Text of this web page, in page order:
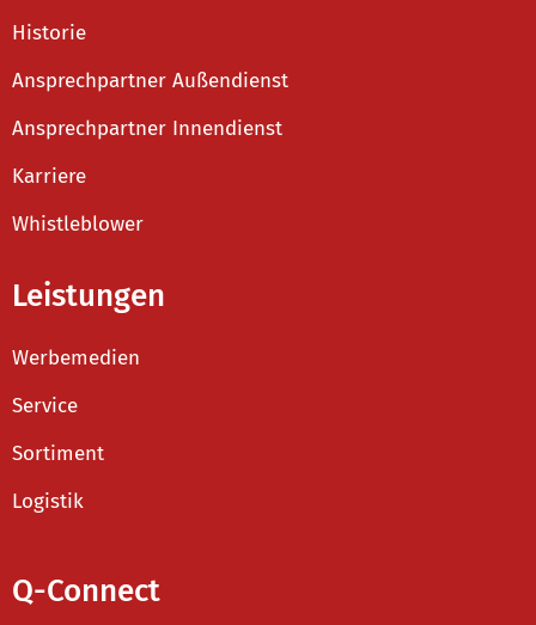
Historie
Ansprechpartner Außendienst
Ansprechpartner Innendienst
Karriere
Whistleblower
Leistungen
Werbemedien
Service
Sortiment
Logistik
Q-Connect